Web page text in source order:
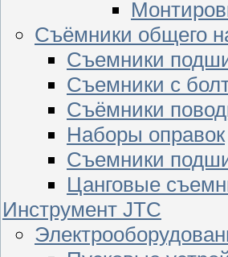
Съёмники общего
Съемники
Съемники с
Съёмники
Наборы оправок
Съемники
Цанговые
Инструмент JTC